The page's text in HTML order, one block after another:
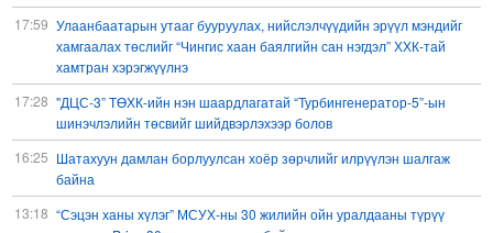
17:59 Улаанбаатарын утааг бууруулах, нийслэлчүүдийн эрүүл мэндийг
хамгаалах төслийг “Чингис хаан баялгийн сан нэгдэл” ХХК-тай
хамтран хэрэгжүүлнэ
17:28 "ДЦС-3” ТӨХК-ийн нэн шаардлагатай “Турбингенератор-5”-ын
шинэчлэлийн төсвийг шийдвэрлэхээр болов
16:25 Шатахуун дамлан борлуулсан хоёр зөрчлийг илрүүлэн шалгаж
байна
13:18 “Сэцэн ханы хүлэг” МСУХ-ны 30 жилийн ойн уралдааны түрүү